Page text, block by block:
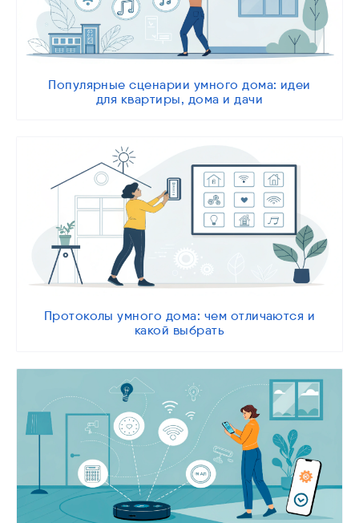
Популярные сценарии умного дома: идеи
для квартиры, дома и дачи
Протоколы умного дома: чем отличаются и
какой выбрать